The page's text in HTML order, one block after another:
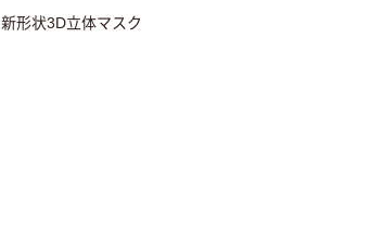
新形状3D立体マスク